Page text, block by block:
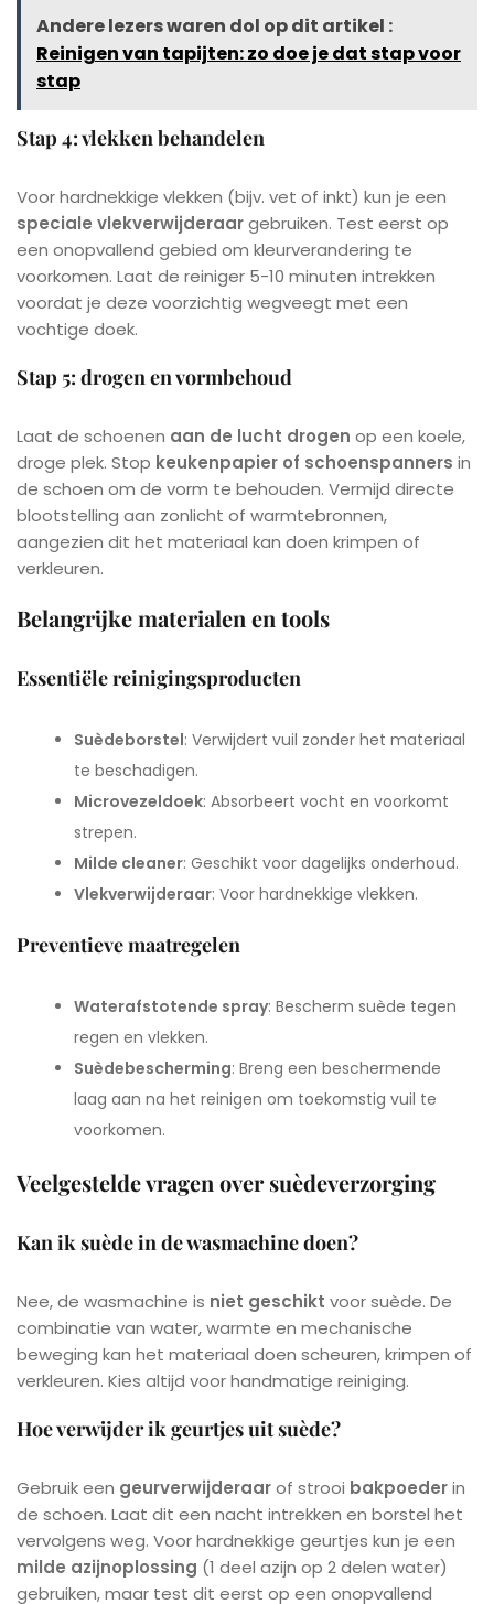
Andere lezers waren dol op dit artikel :
Reinigen van tapijten: zo doe je dat stap voor
stap
Stap 4: vlekken behandelen
Voor hardnekkige vlekken (bijv. vet of inkt) kun je een
speciale vlekverwijderaargebruiken. Test eerst op
een onopvallend gebied om kleurverandering te
voorkomen. Laat de reiniger 5-10 minuten intrekken
voordat je deze voorzichtig wegveegt met een
vochtige doek.
Stap 5: drogen en vormbehoud
Laat de schoenen aan de lucht drogen op een koele,
droge plek. Stop keukenpapier of schoenspanners in
de schoen om de vorm te behouden. Vermijd directe
blootstelling aan zonlicht of warmtebronnen,
aangezien dit het materiaal kan doen krimpen of
verkleuren.
Belangrijke materialen en tools
Essentiële reinigingsproducten
Suèdeborstel: Verwijdert vuil zonder het materiaal
te beschadigen.
Microvezeldoek: Absorbeert vocht en voorkomt
strepen.
Milde cleaner: Geschikt voor dagelijks onderhoud.
Vlekverwijderaar: Voor hardnekkige vlekken.
Preventieve maatregelen
Waterafstotende spray: Bescherm suède tegen
regen en vlekken.
Suèdebescherming: Breng een beschermende
laag aan na het reinigen om toekomstig vuil te
voorkomen.
Veelgestelde vragen over suèdeverzorging
Kan ik suède in de wasmachine doen?
Nee, de wasmachine is niet geschikt voor suède. De
combinatie van water, warmte en mechanische
beweging kan het materiaal doen scheuren, krimpen of
verkleuren. Kies altijd voor handmatige reiniging.
Hoe verwijder ik geurtjes uit suède?
Gebruik een geurverwijderaarof strooi bakpoederin
de schoen. Laat dit een nacht intrekken en borstel het
vervolgens weg. Voor hardnekkige geurtjes kun je een
milde azijnoplossing (1 deel azijn op 2 delen water)
gebruiken, maar test dit eerst op een onopvallend